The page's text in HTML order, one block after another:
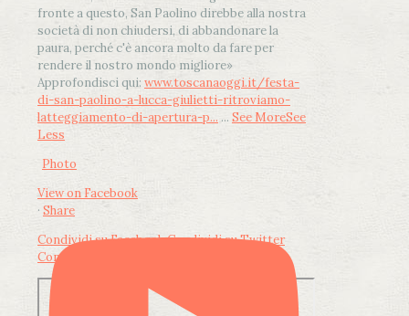
fronte a questo, San Paolino direbbe alla nostra
società di non chiudersi, di abbandonare la
paura, perché c'è ancora molto da fare per
rendere il nostro mondo migliore»
Approfondisci qui: www.toscanaoggi.it/festa-
di-san-paolino-a-lucca-giulietti-ritroviamo-
latteggiamento-di-apertura-p... ... See MoreSee
Less
Photo
View on Facebook
· Share
Condividi su FacebookCondividi su Twitter
Condividi su LinkedIn